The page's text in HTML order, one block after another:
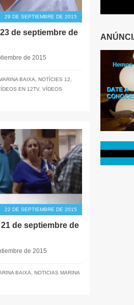
29 DE SEPTIEMBRE DE 2015
de septiembre de
de 2015
BAIXA NOTÍCIES 12
EN 12TV, VÍDEOS
22 DE SEPTIEMBRE DE 2015
de septiembre de
de 2015
BAIXA
NOTICIAS MARINA